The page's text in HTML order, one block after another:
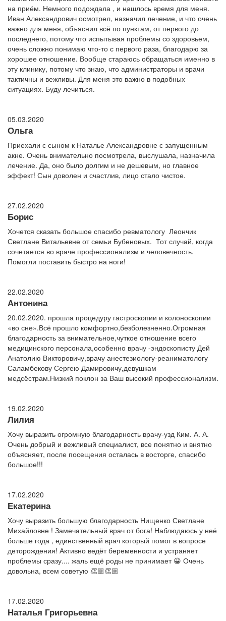
на приём. Немного подождала , и нашлось время для меня.
Иван Александрович осмотрел, назначил лечение, и что очень
важно для меня, объяснил всё по пунктам, от первого до
последнего, потому что испытывая проблемы со здоровьем,
очень сложно понимаю что-то с первого раза, благодарю за
хорошее отношение. Вообще стараюсь обращаться именно в
эту клинику, потому что знаю, что администраторы и врачи
тактичны и вежливы. Для меня это важно в подобных
ситуациях. Буду лечиться.
05.03.2020
Ольга
Приехали с сыном к Наталье Александровне с запущенным
акне. Очень внимательно посмотрела, выслушала, назначила
лечение. Да, оно было долгим и не дешевым, но главное
эффект! Сын доволен и счастлив, лицо стало чистое.
27.02.2020
Борис
Хочется сказать большое спасибо ревматологу Леончик
Светлане Витальевне от семьи Бубеновых. Тот случай, когда
сочетается во враче профессионализм и человечность.
Помогли поставить быстро на ноги!
22.02.2020
Антонина
20.02.2020. прошла процедуру гастроскопии и колоноскопии
«во сне».Всё прошло комфортно,безболезненно.Огромная
благодарность за внимательное,чуткое отношение всего
медицинского персонала,особенно врачу -эндоскописту Дей
Анатолию Викторовичу,врачу анестезиологу-реаниматологу
Саламбекову Сергею Дамировичу,девушкам-
медсёстрам.Низкий поклон за Ваш высокий профессионализм.
19.02.2020
Лилия
Хочу выразить огромную благодарность врачу-узд Ким. А. А.
Очень добрый и вежливый специалист, все понятно и внятно
объясняет, после посещения осталась в восторге, спасибо
большое!!!
17.02.2020
Екатерина
Хочу выразить большую благодарность Нищенко Светлане
Михайловне ! Замечательный врач от бога! Наблюдаюсь у неё
больше года , единственный врач который помог в вопросе
деторождения! Активно ведёт беременности и устраняет
проблемы сразу.... жаль ещё роды не принимает 😀 Очень
довольна, всем советую 👏🏼👏🏼
17.02.2020
Наталья Григорьевна